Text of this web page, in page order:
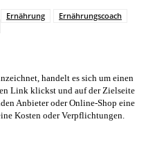
Ernährung
Ernährungscoach
handelt es sich um einen
Link klickst und auf der Zielseite
Anbieter oder Online-Shop eine
Kosten oder Verpflichtungen.